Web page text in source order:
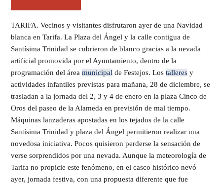
TARIFA. Vecinos y visitantes disfrutaron ayer de una Navidad
blanca en Tarifa. La Plaza del Ángel y la calle contigua de
Santísima Trinidad se cubrieron de blanco gracias a la nevada
artificial promovida por el Ayuntamiento, dentro de la
programación del área municipal de Festejos. Los talleres y
actividades infantiles previstas para mañana, 28 de diciembre, se
trasladan a la jornada del 2, 3 y 4 de enero en la plaza Cinco de
Oros del paseo de la Alameda en previsión de mal tiempo.
Máquinas lanzaderas apostadas en los tejados de la calle
Santísima Trinidad y plaza del Ángel permitieron realizar una
novedosa iniciativa. Pocos quisieron perderse la sensación de
verse sorprendidos por una nevada. Aunque la meteorología de
Tarifa no propicie este fenómeno, en el casco histórico nevó
ayer, jornada festiva, con una propuesta diferente que fue